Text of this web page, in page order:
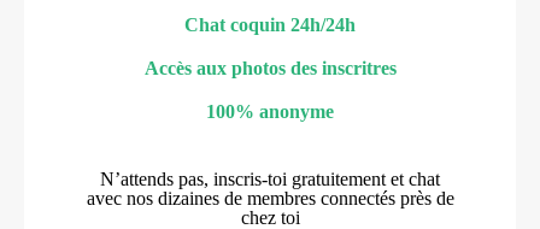
Chat coquin 24h/24h
Accès aux photos des inscritres
100% anonyme
N’attends pas, inscris-toi gratuitement et chat
avec nos dizaines de membres connectés près de
chez toi